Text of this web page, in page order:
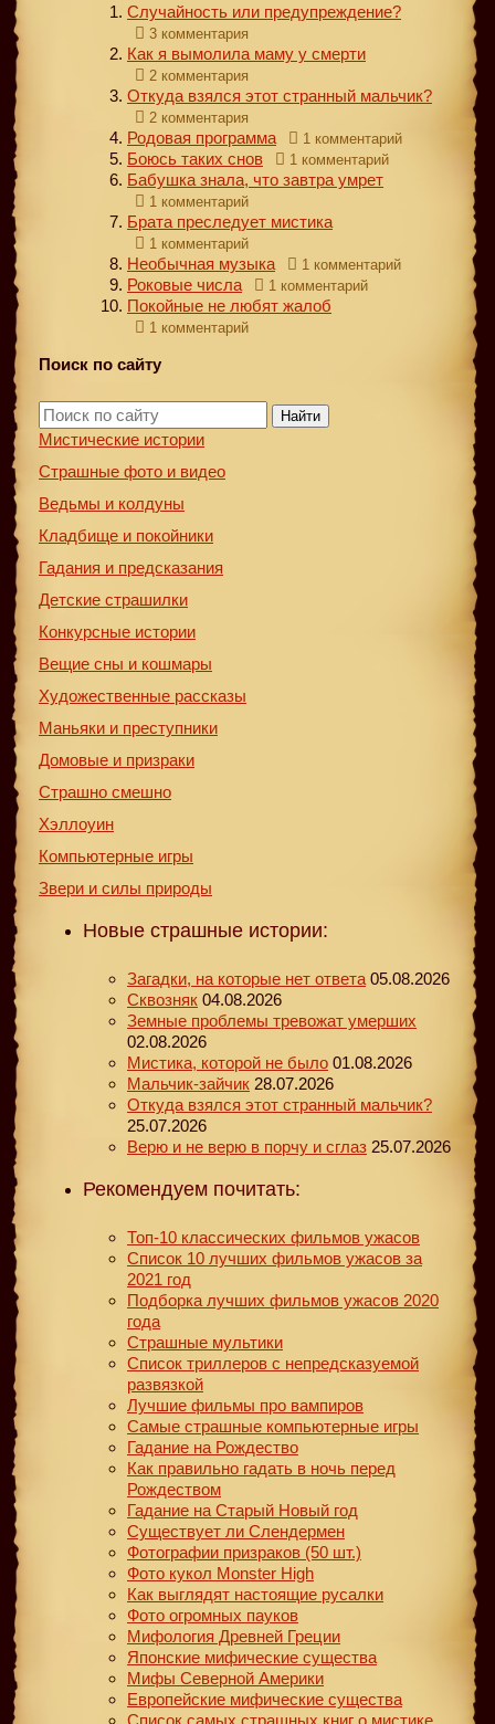
Случайность или предупреждение?
3 комментария
Как я вымолила маму у смерти
2 комментария
Откуда взялся этот странный мальчик?
2 комментария
Родовая программа 1 комментарий
Боюсь таких снов 1 комментарий
Бабушка знала, что завтра умрет
1 комментарий
Брата преследует мистика
1 комментарий
Необычная музыка 1 комментарий
Роковые числа 1 комментарий
Покойные не любят жалоб
1 комментарий
Поиск по сайту
Найти
Мистические истории
Страшные фото и видео
Ведьмы и колдуны
Кладбище и покойники
Гадания и предсказания
Детские страшилки
Конкурсные истории
Вещие сны и кошмары
Художественные рассказы
Маньяки и преступники
Домовые и призраки
Страшно смешно
Хэллоуин
Компьютерные игры
Звери и силы природы
Новые страшные истории:
Загадки, на которые нет ответа 05.08.2026
Сквозняк 04.08.2026
Земные проблемы тревожат умерших
02.08.2026
Мистика, которой не было 01.08.2026
Мальчик-зайчик 28.07.2026
Откуда взялся этот странный мальчик?
25.07.2026
Верю и не верю в порчу и сглаз 25.07.2026
Рекомендуем почитать:
Топ-10 классических фильмов ужасов
Список 10 лучших фильмов ужасов за
2021 год
Подборка лучших фильмов ужасов 2020
года
Страшные мультики
Список триллеров с непредсказуемой
развязкой
Лучшие фильмы про вампиров
Самые страшные компьютерные игры
Гадание на Рождество
Как правильно гадать в ночь перед
Рождеством
Гадание на Старый Новый год
Существует ли Слендермен
Фотографии призраков (50 шт.)
Фото кукол Monster High
Как выглядят настоящие русалки
Фото огромных пауков
Мифология Древней Греции
Японские мифические существа
Мифы Северной Америки
Европейские мифические существа
Список самых страшных книг о мистике